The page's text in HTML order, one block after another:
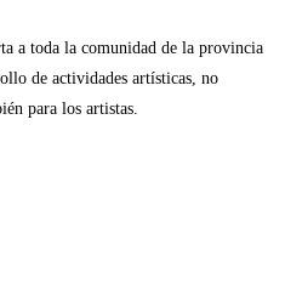
a toda la comunidad de la provincia
de actividades artísticas, no
para los artistas.